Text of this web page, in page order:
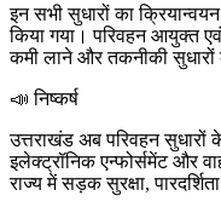
इन सभी सुधारों का
किया गया। परिवहन आयुक्त
कमी लाने और तकनीकी सुधारों
📣 निष्कर्ष
उत्तराखंड अब परिवहन सुधारों
इलेक्ट्रॉनिक एन्फोर्समेंट और
राज्य में सड़क सुरक्षा,